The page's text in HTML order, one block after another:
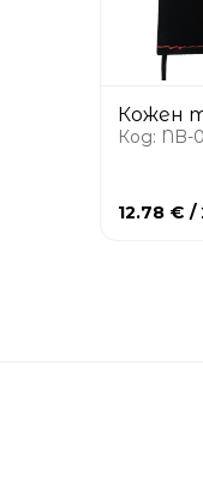
Кожен
Код: NB-
12.78 € /